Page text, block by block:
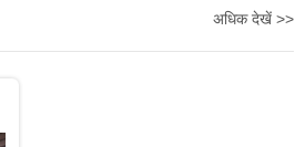
अधिक देखें >>